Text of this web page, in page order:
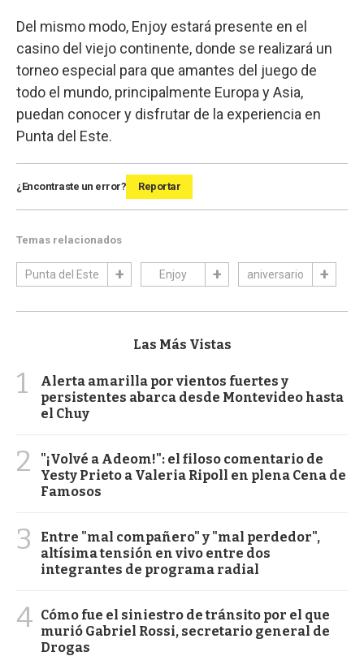
Del mismo modo, Enjoy estará presente en el
casino del viejo continente, donde se realizará un
torneo especial para que amantes del juego de
todo el mundo, principalmente Europa y Asia,
puedan conocer y disfrutar de la experiencia en
Punta del Este.
¿Encontraste un error? Reportar
Temas relacionados
Punta del Este Enjoy aniversario
Las Más Vistas
1
Alerta amarilla por vientos fuertes y
persistentes abarca desde Montevideo hasta
el Chuy
2
"¡Volvé a Adeom!": el filoso comentario de
Yesty Prieto a Valeria Ripoll en plena Cena de
Famosos
3
Entre "mal compañero" y "mal perdedor",
altísima tensión en vivo entre dos
integrantes de programa radial
4 Cómo fue el siniestro de tránsito por el que
murió Gabriel Rossi, secretario general de
Drogas